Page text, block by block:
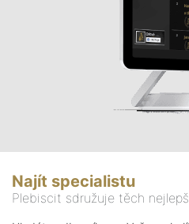
Najít specialistu
Plebiscit sdružuje těch